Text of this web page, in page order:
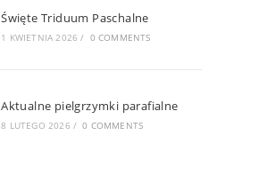
Święte Triduum Paschalne
1 KWIETNIA 2026 / 0 COMMENTS
Aktualne pielgrzymki parafialne
8 LUTEGO 2026 / 0 COMMENTS